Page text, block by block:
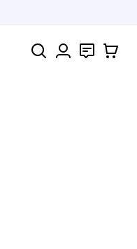
検索 お問い合
カート